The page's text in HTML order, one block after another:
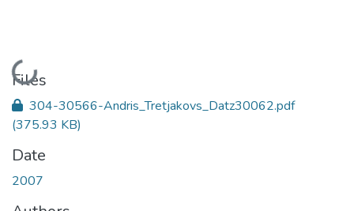
Loading...
Files
304-30566-Andris_Tretjakovs_Datz30062.pdf
(375.93 KB)
Date
2007